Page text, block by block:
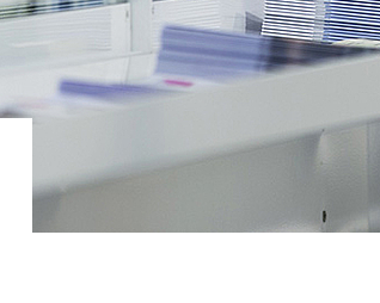
Studierende
Forschende